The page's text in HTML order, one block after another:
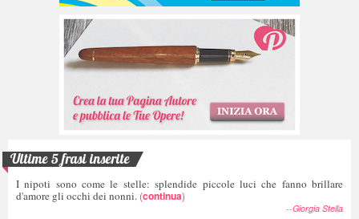
Ultime 5 frasi inserite
I nipoti sono come le stelle: splendide piccole luci che fanno brillare
d'amore gli occhi dei nonni. (continua)
--Giorgia Stella